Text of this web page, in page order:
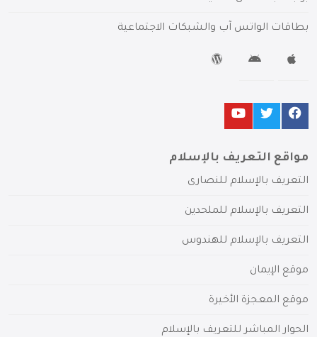
بطاقات الواتس آب والشبكات الاجتماعية
مواقع التعريف بالإسلام
التعريف بالإسلام للنصارى
التعريف بالإسلام للملحدين
التعريف بالإسلام للهندوس
موقع الإيمان
موقع المعجزة الأخيرة
الحوار المباشر للتعريف بالإسلام